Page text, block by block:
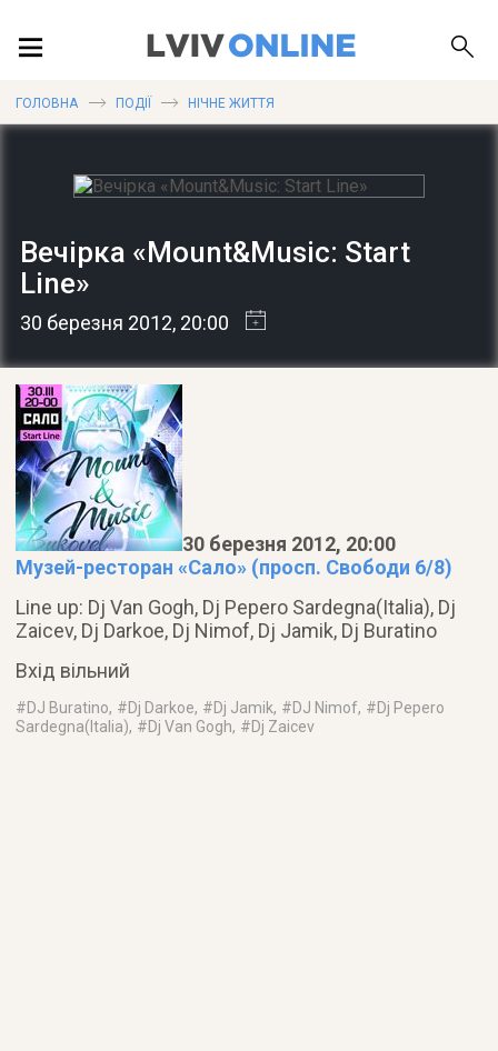
ПУБЛІКАЦІЇ
ДОВІДКА
ГОЛОВНА ПОДІЇ НІЧНЕ ЖИТТЯ
Вечірка «Mount&Music: Start
Line»
30 березня 2012, 20:00
30 березня 2012, 20:00
Музей-ресторан «Сало» (просп. Свободи 6/8)
Line up: Dj Van Gogh, Dj Pepero Sardegna(Italia), Dj
Zaicev, Dj Darkoe, Dj Nimof, Dj Jamik, Dj Buratino
Вхід вільний
#DJ Buratino, #Dj Darkoe, #Dj Jamik, #DJ Nimof, #Dj Pepero
Sardegna(Italia), #Dj Van Gogh, #Dj Zaicev